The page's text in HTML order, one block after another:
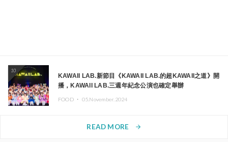
10
KAWAII LAB.新節目《KAWAII LAB.的超KAWAII之道》開
播，KAWAII LAB.三週年紀念公演也確定舉辦
FOOD ・ 05.November.2024
READ MORE arrow_forward